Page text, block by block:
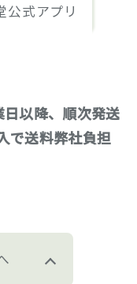
公式アプリ
以降、順次発送
で送料弊社負担